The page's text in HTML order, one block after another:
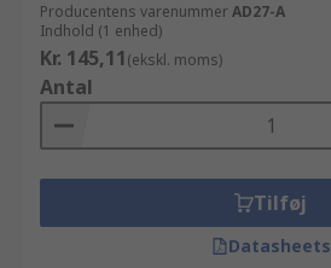
Producentens varenummerAD27-A
Indhold (1 enhed)
Kr. 145,11(ekskl. moms)
Antal
Tilføj
Datasheets